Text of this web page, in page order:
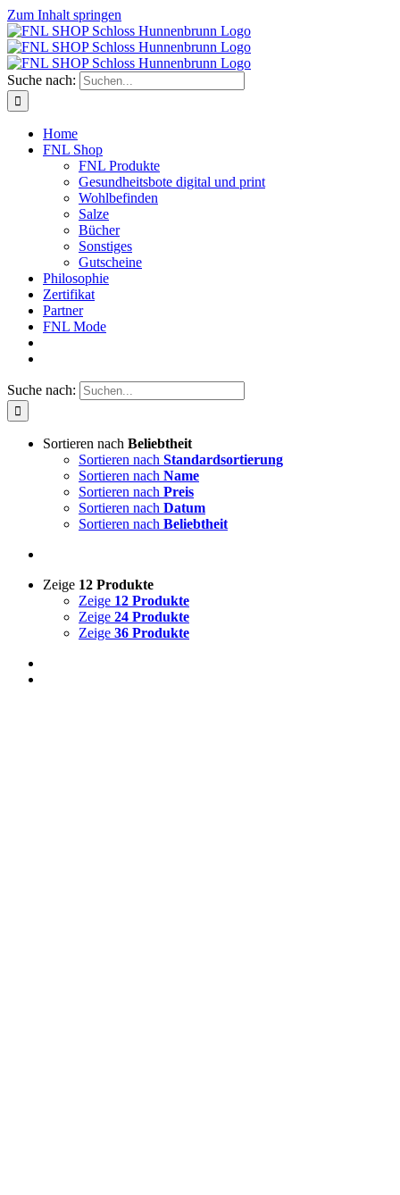
Zum Inhalt springen
Suche nach:
Home
FNL Shop
FNL Produkte
Gesundheitsbote digital und print
Wohlbefinden
Salze
Bücher
Sonstiges
Gutscheine
Philosophie
Zertifikat
Partner
FNL Mode
Suche nach:
Sortieren nach Beliebtheit
Sortieren nach Standardsortierung
Sortieren nach Name
Sortieren nach Preis
Sortieren nach Datum
Sortieren nach Beliebtheit
Zeige 12 Produkte
Zeige 12 Produkte
Zeige 24 Produkte
Zeige 36 Produkte